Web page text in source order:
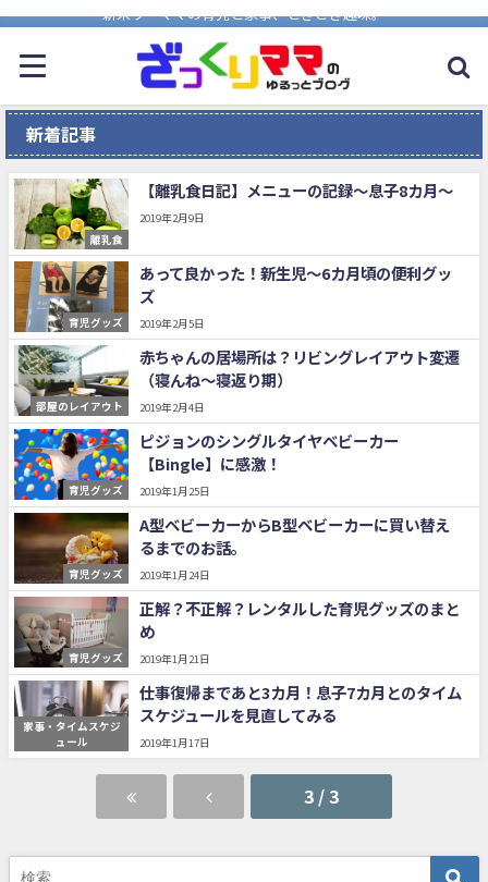
新米ワーママの育児と家事、ときどき趣味。
新着記事
離乳食
【離乳食日記】メニューの記録～息子8カ月～
2019年2月9日
育児グッズ
あって良かった！新生児～6カ月頃の便利グッ
ズ
2019年2月5日
部屋のレイアウト
赤ちゃんの居場所は？リビングレイアウト変遷
（寝んね～寝返り期）
2019年2月4日
育児グッズ
ピジョンのシングルタイヤベビーカー
【Bingle】に感激！
2019年1月25日
育児グッズ
A型ベビーカーからB型ベビーカーに買い替え
るまでのお話。
2019年1月24日
育児グッズ
正解？不正解？レンタルした育児グッズのまと
め
2019年1月21日
家事・タイムスケジ
ュール
仕事復帰まであと3カ月！息子7カ月とのタイム
スケジュールを見直してみる
2019年1月17日
3 / 3